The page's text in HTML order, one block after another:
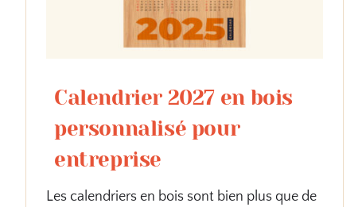
Calendrier 2027 en bois
personnalisé pour
entreprise
Les calendriers en bois sont bien plus que de